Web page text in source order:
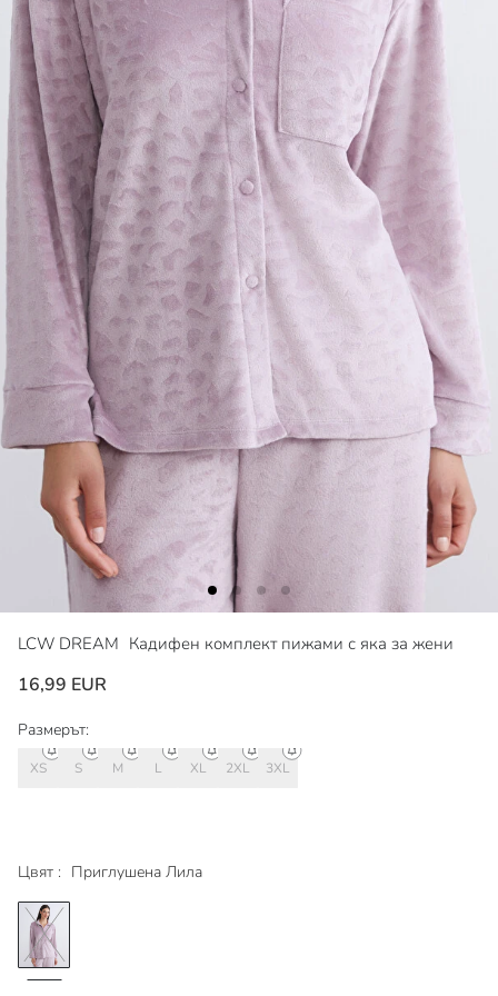
LCW DREAM Кадифен комплект пижами с яка за жени
16,99 EUR
Цвят : Приглушена Лила
Размерът:
XS S M L XL 2XL 3XL